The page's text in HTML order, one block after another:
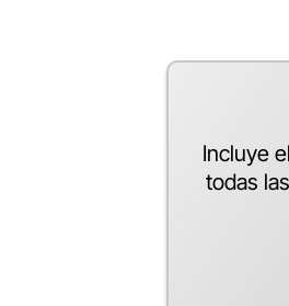
Incluye el
todas